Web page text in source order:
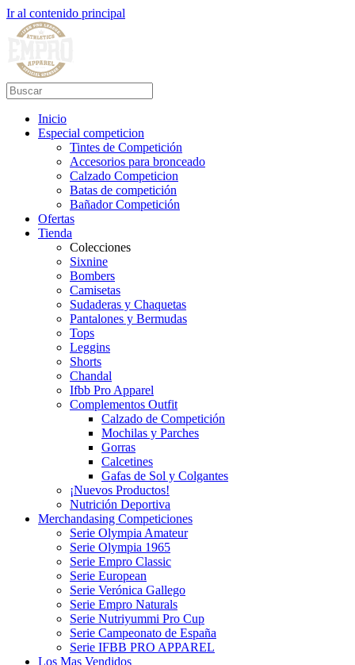
Ir al contenido principal
Inicio
Especial competicion
Tintes de Competición
Accesorios para bronceado
Calzado Competicion
Batas de competición
Bañador Competición
Ofertas
Tienda
Colecciones
Sixnine
Bombers
Camisetas
Sudaderas y Chaquetas
Pantalones y Bermudas
Tops
Leggins
Shorts
Chandal
Ifbb Pro Apparel
Complementos Outfit
Calzado de Competición
Mochilas y Parches
Gorras
Calcetines
Gafas de Sol y Colgantes
¡Nuevos Productos!
Nutrición Deportiva
Merchandasing Competiciones
Serie Olympia Amateur
Serie Olympia 1965
Serie Empro Classic
Serie European
Serie Verónica Gallego
Serie Empro Naturals
Serie Nutriyummi Pro Cup
Serie Campeonato de España
Serie IFBB PRO APPAREL
Los Mas Vendidos